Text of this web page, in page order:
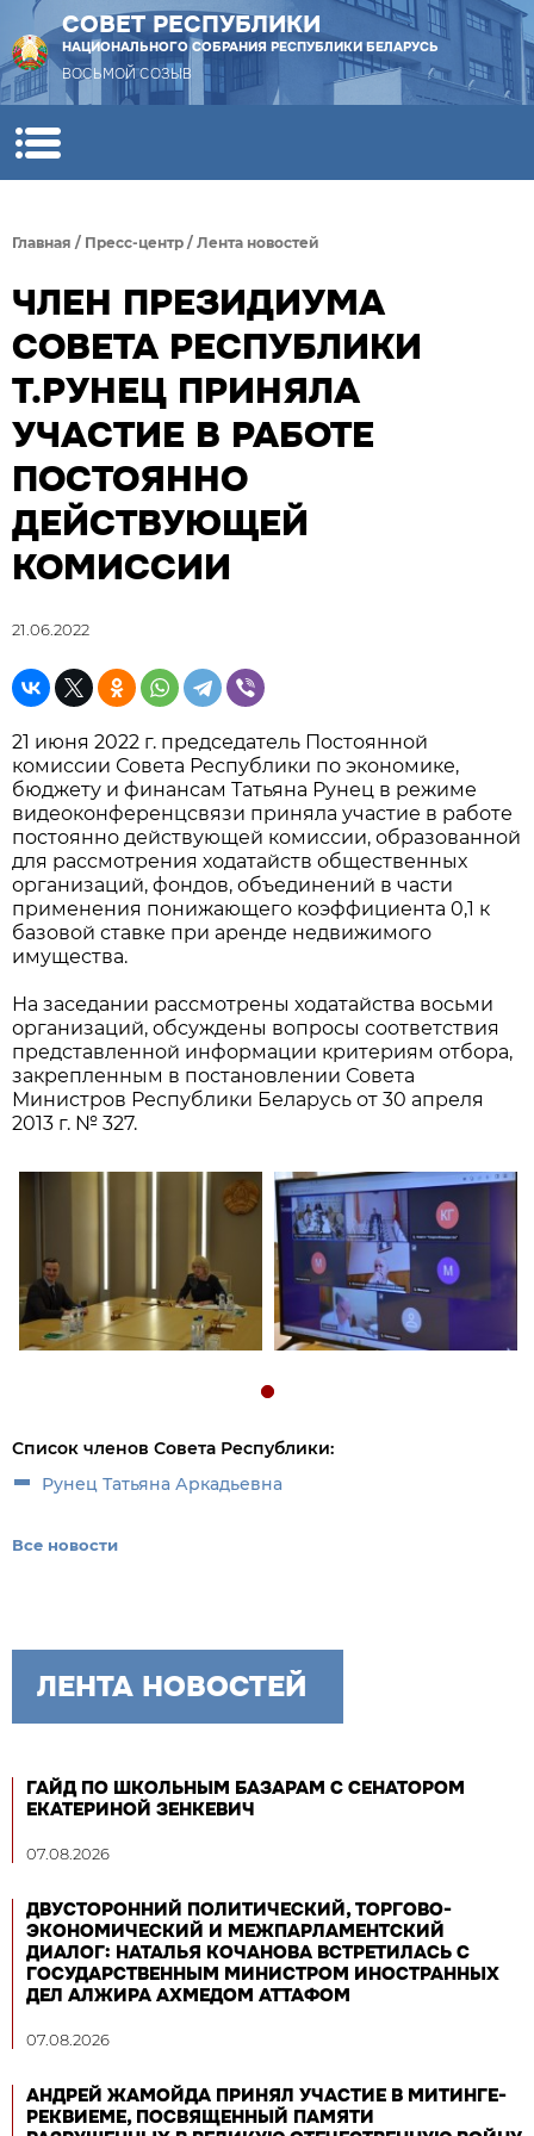
СОВЕТ РЕСПУБЛИКИ
НАЦИОНАЛЬНОГО СОБРАНИЯ РЕСПУБЛИКИ БЕЛАРУСЬ
ВОСЬМОЙ СОЗЫВ
Главная / Пресс-центр / Лента новостей
ЧЛЕН ПРЕЗИДИУМА
СОВЕТА РЕСПУБЛИКИ
Т.РУНЕЦ ПРИНЯЛА
УЧАСТИЕ В РАБОТЕ
ПОСТОЯННО
ДЕЙСТВУЮЩЕЙ
КОМИССИИ
21.06.2022
21 июня 2022 г. председатель Постоянной
комиссии Совета Республики по экономике,
бюджету и финансам Татьяна Рунец в режиме
видеоконференцсвязи приняла участие в работе
постоянно действующей комиссии, образованной
для рассмотрения ходатайств общественных
организаций, фондов, объединений в части
применения понижающего коэффициента 0,1 к
базовой ставке при аренде недвижимого
имущества.
На заседании рассмотрены ходатайства восьми
организаций, обсуждены вопросы соответствия
представленной информации критериям отбора,
закрепленным в постановлении Совета
Министров Республики Беларусь от 30 апреля
2013 г. № 327.
Список членов Совета Республики:
Рунец Татьяна Аркадьевна
Все новости
ЛЕНТА НОВОСТЕЙ
ГАЙД ПО ШКОЛЬНЫМ БАЗАРАМ С СЕНАТОРОМ
ЕКАТЕРИНОЙ ЗЕНКЕВИЧ
07.08.2026
ДВУСТОРОННИЙ ПОЛИТИЧЕСКИЙ, ТОРГОВО-
ЭКОНОМИЧЕСКИЙ И МЕЖПАРЛАМЕНТСКИЙ
ДИАЛОГ: НАТАЛЬЯ КОЧАНОВА ВСТРЕТИЛАСЬ С
ГОСУДАРСТВЕННЫМ МИНИСТРОМ ИНОСТРАННЫХ
ДЕЛ АЛЖИРА АХМЕДОМ АТТАФОМ
07.08.2026
АНДРЕЙ ЖАМОЙДА ПРИНЯЛ УЧАСТИЕ В МИТИНГЕ-
РЕКВИЕМЕ, ПОСВЯЩЕННЫЙ ПАМЯТИ